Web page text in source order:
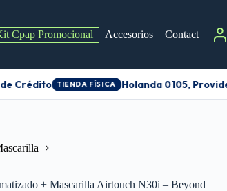
Cpap Promocional Accesorios Contacto
Crédito TIENDA FÍSICA Holanda 0105,
+ Mascarilla Airtouch N30i – Beyond